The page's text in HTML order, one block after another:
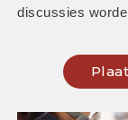
discussies